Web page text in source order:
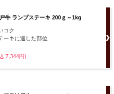
牛 ランプステーキ 200ｇ～1kg
コク
ーキに適した部位
7,344円)